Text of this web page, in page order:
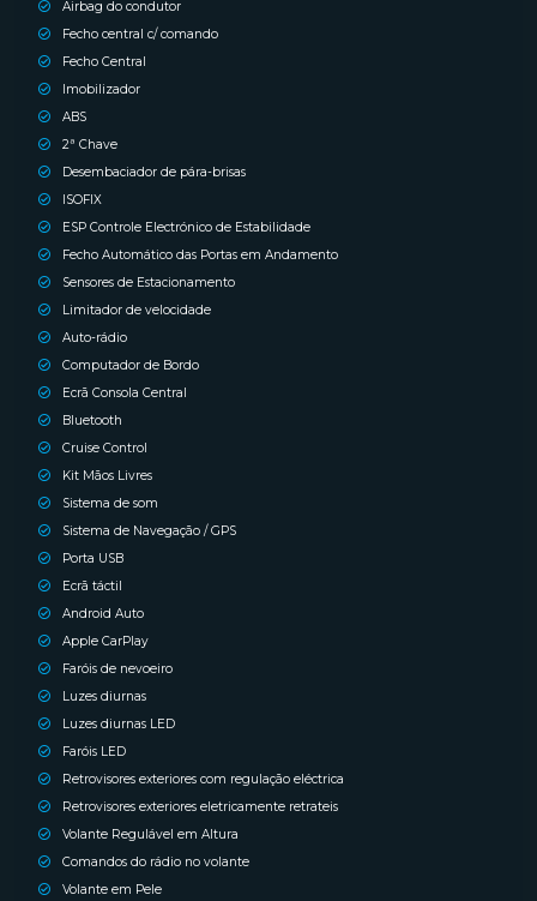
Airbag do condutor
Fecho central c/ comando
Fecho Central
Imobilizador
ABS
2ª Chave
Desembaciador de pára-brisas
ISOFIX
ESP Controle Electrónico de Estabilidade
Fecho Automático das Portas em Andamento
Sensores de Estacionamento
Limitador de velocidade
Auto-rádio
Computador de Bordo
Ecrã Consola Central
Bluetooth
Cruise Control
Kit Mãos Livres
Sistema de som
Sistema de Navegação / GPS
Porta USB
Ecrã táctil
Android Auto
Apple CarPlay
Faróis de nevoeiro
Luzes diurnas
Luzes diurnas LED
Faróis LED
Retrovisores exteriores com regulação eléctrica
Retrovisores exteriores eletricamente retrateis
Volante Regulável em Altura
Comandos do rádio no volante
Volante em Pele